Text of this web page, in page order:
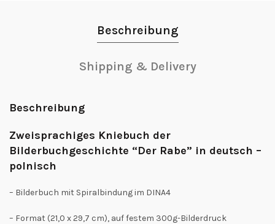
Beschreibung
Shipping & Delivery
Beschreibung
Zweisprachiges Kniebuch der
Bilderbuchgeschichte “Der Rabe” in deutsch –
polnisch
– Bilderbuch mit Spiralbindung im DINA4
– Format (21,0 x 29,7 cm), auf festem 300g-Bilderdruck